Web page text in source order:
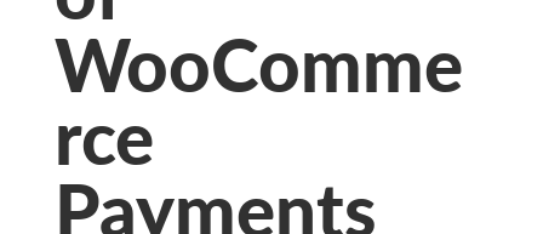
WooComme
rce
Payments